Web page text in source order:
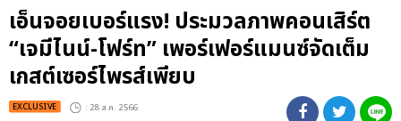
เอ็นจอยเบอร์แรง! ประมวลภาพคอนเสิร์ต
“เจมีไนน์-โฟร์ท” เพอร์เฟอร์แมนซ์จัดเต็ม
เกสต์เซอร์ไพรส์เพียบ
EXCLUSIVE : 28 ส.ค. 2566